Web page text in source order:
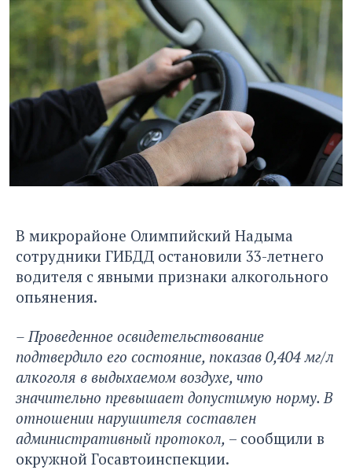
В микрорайоне Олимпийский Надыма
сотрудники ГИБДД остановили 33-летнего
водителя с явными признаки алкогольного
опьянения.
– Проведенное освидетельствование
подтвердило его состояние, показав 0,404 мг/л
алкоголя в выдыхаемом воздухе, что
значительно превышает допустимую норму. В
отношении нарушителя составлен
административный протокол, – сообщили в
окружной Госавтоинспекции.